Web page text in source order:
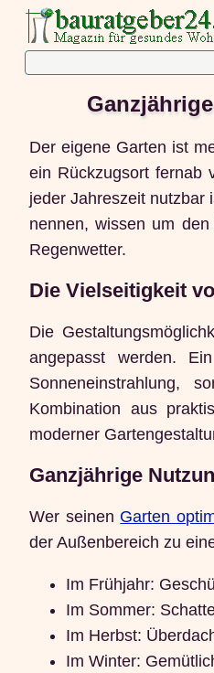
Der eigene Garten ist
ein Rückzugsort fernab
jeder Jahreszeit nutzbar
nennen, wissen um
Regenwetter.
Die Vielseitigkeit
Die
angepasst werden.
Sonneneinstrahlung,
Kombination aus
moderner
Ganzjährige
Wer seinen Garten
der Außenbereich zu
Im Frühjahr:
Im Sommer:
Im Herbst:
Im Winter: